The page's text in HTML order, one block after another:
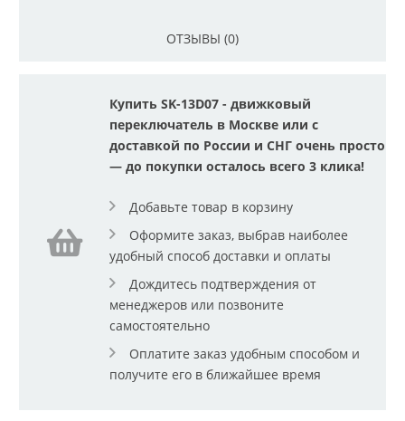
ОТЗЫВЫ (0)
Купить SK-13D07 - движковый
переключатель в Москве или с
доставкой по России и СНГ очень просто
— до покупки осталось всего 3 клика!
Добавьте товар в корзину
Оформите заказ, выбрав наиболее
удобный способ доставки и оплаты
Дождитесь подтверждения от
менеджеров или позвоните
самостоятельно
Оплатите заказ удобным способом и
получите его в ближайшее время